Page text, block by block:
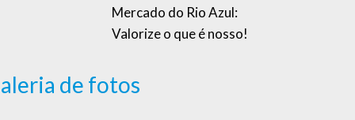
Mercado do Rio Azul:
Valorize o que é nosso!
de fotos